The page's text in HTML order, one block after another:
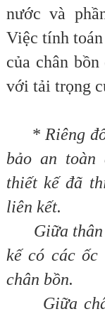
nước và
Việc tính
của chân
với tải trọng
* Riêng
bảo an toàn
thiết kế đã
liên kết.
Giữa thân
kế có các
chân bồn.
Giữa chân